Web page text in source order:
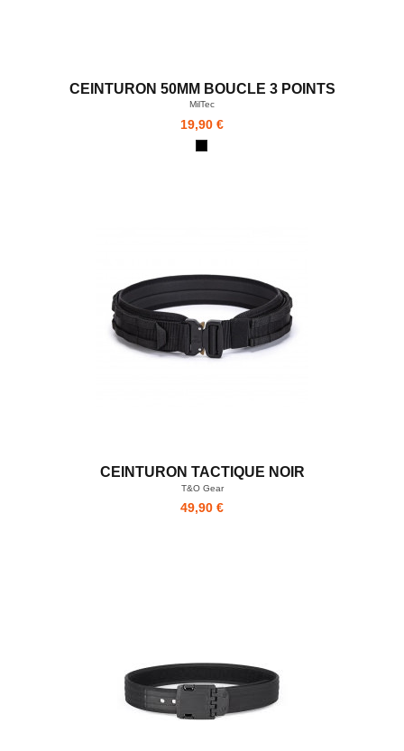
CEINTURON 50MM BOUCLE 3 POINTS
MilTec
19,90 €
CEINTURON TACTIQUE NOIR
T&O Gear
49,90 €